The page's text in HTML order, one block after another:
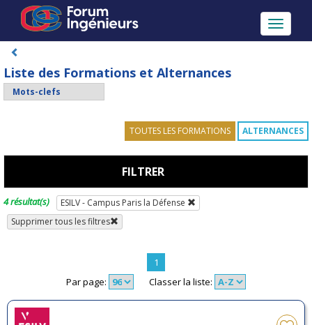
Toggle
Liste des Formations et Alternances
TOUTES LES FORMATIONS ALTERNANCES
FILTRER
4 résultat(s)
ESILV - Campus Paris la Défense
Supprimer tous les filtres
1
Par page:
Classer la liste: